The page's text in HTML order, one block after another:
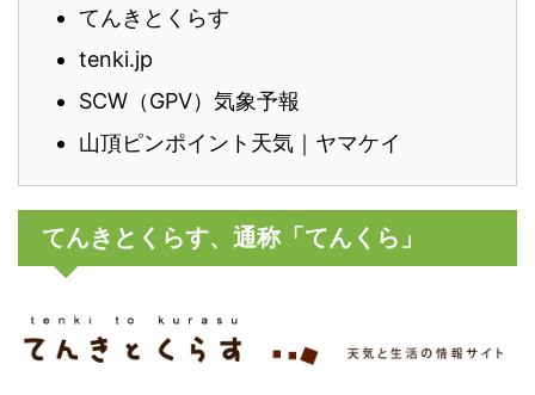
てんきとくらす
tenki.jp
SCW（GPV）気象予報
山頂ピンポイント天気｜ヤマケイ
てんきとくらす、通称「てんくら」